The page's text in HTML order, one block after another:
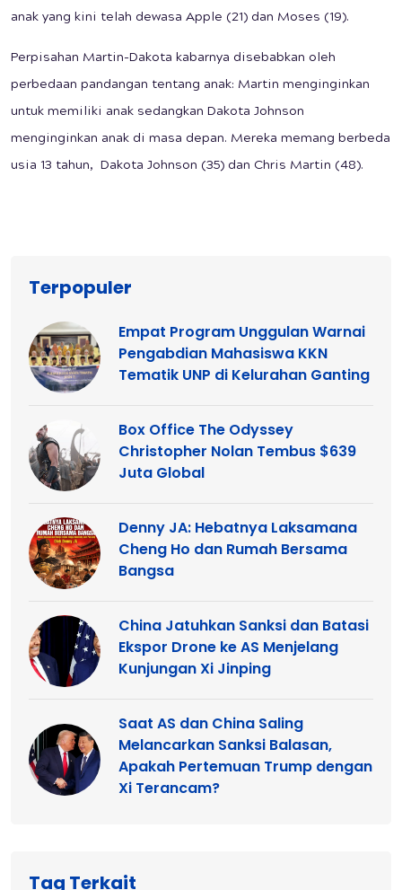
anak yang kini telah dewasa Apple (21) dan Moses (19).
Perpisahan Martin-Dakota kabarnya disebabkan oleh
perbedaan pandangan tentang anak: Martin menginginkan
untuk memiliki anak sedangkan Dakota Johnson
menginginkan anak di masa depan. Mereka memang berbeda
usia 13 tahun, Dakota Johnson (35) dan Chris Martin (48).
Terpopuler
Empat Program Unggulan Warnai
Pengabdian Mahasiswa KKN
Tematik UNP di Kelurahan Ganting
Box Office The Odyssey
Christopher Nolan Tembus $639
Juta Global
Denny JA: Hebatnya Laksamana
Cheng Ho dan Rumah Bersama
Bangsa
China Jatuhkan Sanksi dan Batasi
Ekspor Drone ke AS Menjelang
Kunjungan Xi Jinping
Saat AS dan China Saling
Melancarkan Sanksi Balasan,
Apakah Pertemuan Trump dengan
Xi Terancam?
Tag Terkait